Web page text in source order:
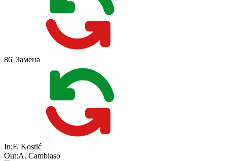
86' Замена
In:F. Kostić
Out:A. Cambiaso